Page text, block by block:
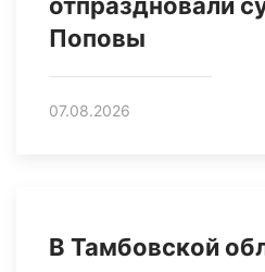
Поповы
07.08.2026
В Тамбовской